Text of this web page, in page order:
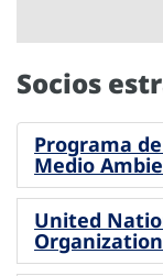
Socios
Programa
Medio
United